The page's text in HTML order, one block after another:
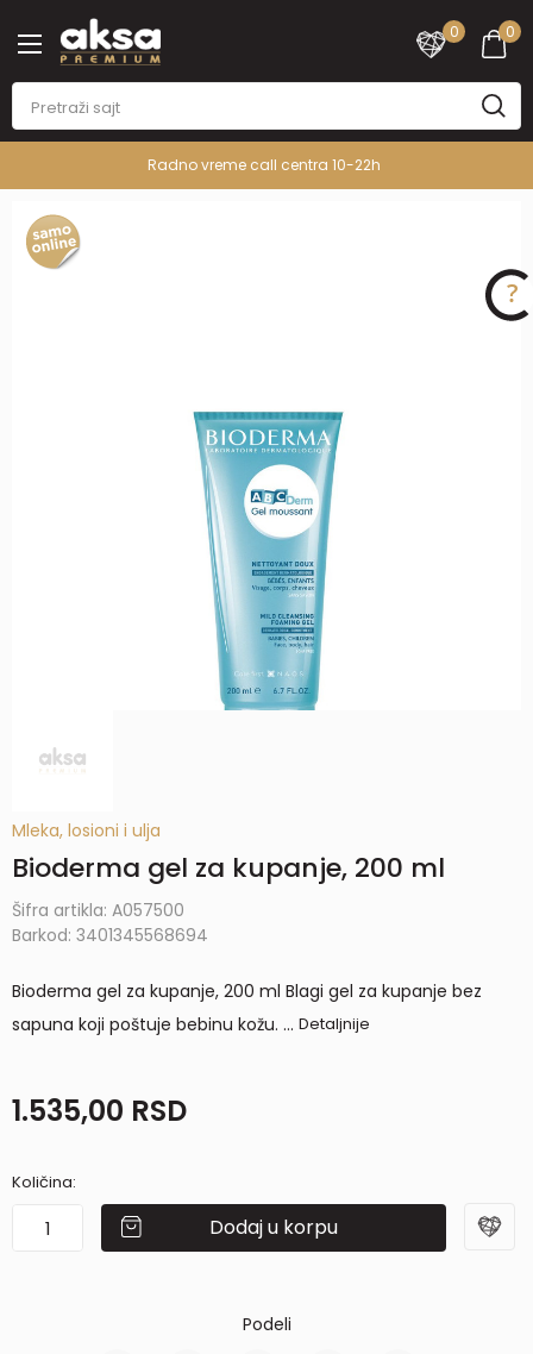
0
0
Radno vreme call centra 10-22h
Mleka, losioni i ulja
Bioderma gel za kupanje, 200 ml
Šifra artikla: A057500
Barkod: 3401345568694
Bioderma gel za kupanje, 200 ml Blagi gel za kupanje bez
sapuna koji poštuje bebinu kožu. ... Detaljnije
1.535,00 RSD
Količina:
Dodaj u korpu
Podeli